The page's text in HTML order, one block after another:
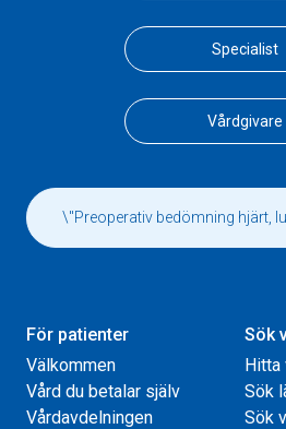
Specialist
Vårdgivare
För patienter
Välkommen
Vård du betalar själv
Vårdavdelningen
Sök
Hitta
Sök
Sök